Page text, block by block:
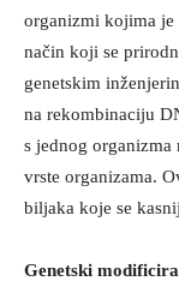
organizmi kojima
način koji se
genetskim
na rekombinaciju
s jednog
vrste organizama.
biljaka koje se
Genetski